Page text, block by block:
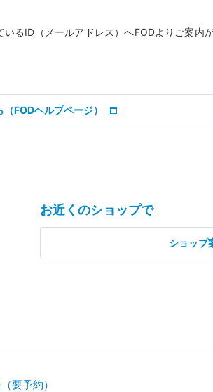
るID（メールアドレス）へFODよりご案内
FODヘルプページ）
お近くのショップで
ショップ
要予約）